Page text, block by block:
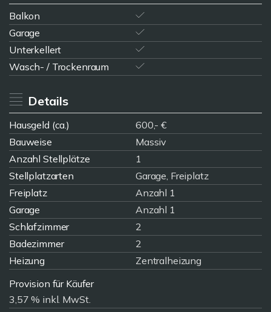
Balkon
Garage
Unterkellert
Wasch- / Trockenraum
Details
Hausgeld (ca.)
600,- €
Bauweise
Massiv
Anzahl Stellplätze
1
Stellplatzarten
Garage, Freiplatz
Freiplatz
Anzahl 1
Garage
Anzahl 1
Schlafzimmer
2
Badezimmer
2
Heizung
Zentralheizung
Provision für Käufer
3,57 % inkl. MwSt.